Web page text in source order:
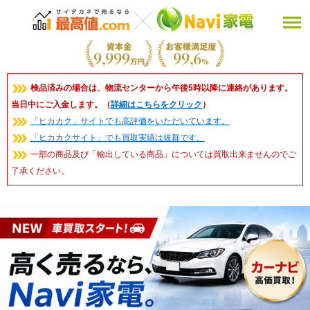
検品済みの場合は、物流センターから午後5時以降に連絡があります。
当日中にご入金します。（詳細はこちらをクリック ）
「ヒカカク」サイトでも高評価をいただいています。
「ヒカカクサイト」でも買取実績は抜群です。
一部の商品及び「輸出している商品」については買取出来ませんのでご
了承ください。